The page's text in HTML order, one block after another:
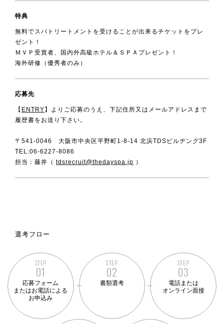
特典
無料でスパトリートメントを受けることが出来るチケットをプレ
ゼント！
ＭＶＰ受賞者、国内外高級ホテル＆ＳＰＡプレゼント！
海外研修（優秀者のみ）
応募先
【 ENTRY 】よりご応募のうえ、下記住所又はメールアドレスまで
履歴書をお送り下さい。
〒541-0046 大阪市中央区平野町1-8-14 北浜TDSビルヂング3F
TEL:06-6227-8086
担当：藤井（ tdsrecruit@thedayspa.jp ）
選考フロー
STEP
01
応募フォーム
またはお電話による
お申込み
STEP
02
書類選考
STEP
03
電話または
オンライン面接